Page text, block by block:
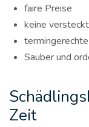
faire Preise
keine
Sauber und
Zeit